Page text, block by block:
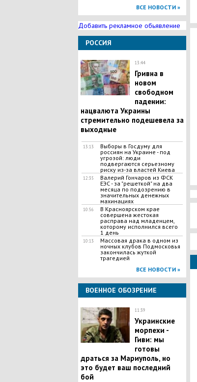
ВСЕ НОВОСТИ »
Добавить рекламное обьявление
РОССИЯ
13:44
Гривна в
новом
свободном
падении:
нацвалюта Украины
стремительно подешевела за
выходные
13:13
Выборы в Госдуму для
россиян на Украине - под
угрозой: люди
подвергаются серьезному
риску из-за властей Киева
12:35
Валерий Гончаров из ФСК
ЕЭС - за "решеткой" на два
месяца по подозрению в
значительных денежных
махинациях
10:56
В Красноярском крае
совершена жестокая
расправа над младенцем,
которому исполнился всего
1 день
10:13
Массовая драка в одном из
ночных клубов Подмосковья
закончилась жуткой
трагедией
ВСЕ НОВОСТИ »
ВОЕННОЕ ОБОЗРЕНИЕ
11:39
Украинские
морпехи -
Гиви: мы
готовы
драться за Мариуполь, но
это будет ваш последний
бой